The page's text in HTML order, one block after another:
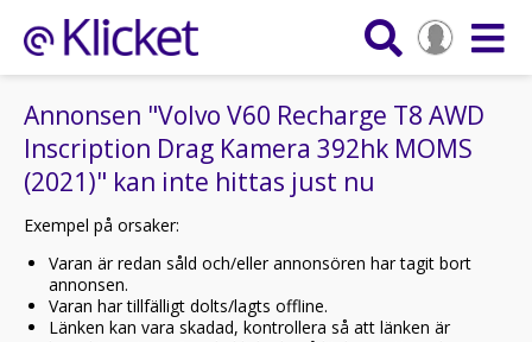
Annonsen "Volvo V60 Recharge T8 AWD
Inscription Drag Kamera 392hk MOMS
(2021)" kan inte hittas just nu
Exempel på orsaker:
Varan är redan såld och/eller annonsören har tagit bort
annonsen.
Varan har tillfälligt dolts/lagts offline.
Länken kan vara skadad, kontrollera så att länken är